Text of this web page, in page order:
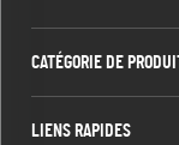
CATÉGORIE DE
LIENS RAPIDES